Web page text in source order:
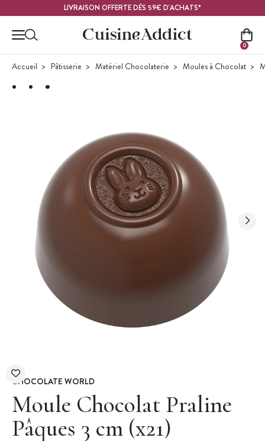
LIVRAISON OFFERTE DÈS 59€ D'ACHATS*
0
Accueil Pâtisserie Matériel Chocolaterie Moules à Chocolat
CHOCOLATE WORLD
Moule Chocolat Praline
Pâques 3 cm (x21)